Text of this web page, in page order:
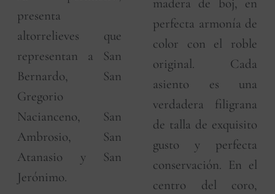
presenta
altorrelieves que
representan a San
Bernardo, San
Gregorio
Nacianceno, San
Ambrosio, San
Atanasio y San
Jerónimo.
madera de boj, en
perfecta armonía de
color con el roble
original. Cada
asiento es una
verdadera filigrana
de talla de exquisito
gusto y perfecta
conservación. En el
centro del coro,